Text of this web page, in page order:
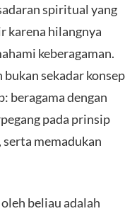
spiritual yang
karena hilangnya
keberagaman.
sekadar konsep
beragama dengan
pada prinsip
memadukan
beliau adalah